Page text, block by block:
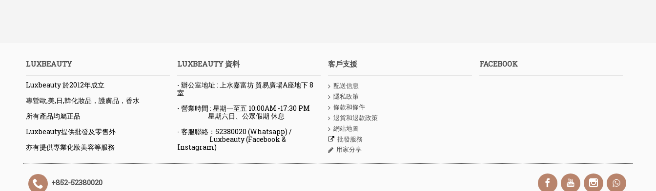
LUXBEAUTY
Luxbeauty 於2012年成立
專營歐,美,日,韓化妝品，護膚品，香水
所有產品均屬正品
Luxbeauty提供批發及零售外
亦有提供專業化妝美容等服務
LUXBEAUTY 資料
- 辦公室地址 : 上水嘉富坊 貿易廣場A座地下 8
室
- 營業時間 : 星期一至五 10:00AM -17:30 PM
星期六日、公眾假期 休息
- 客服聯絡：52380020 (Whatsapp) /
Luxbeauty (Facebook &
Instagram)
客戶支援
配送信息
隱私政策
條款和條件
退貨和退款政策
網站地圖
批發服務
用家分享
FACEBOOK
+852-52380020